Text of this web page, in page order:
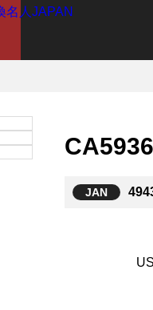
CA5936